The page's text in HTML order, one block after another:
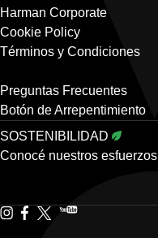
Harman Corporate
Cookie Policy
Términos y Condiciones
Preguntas Frecuentes
Botón de Arrepentimiento
SOSTENIBILIDAD
Conocé nuestros esfuerzos